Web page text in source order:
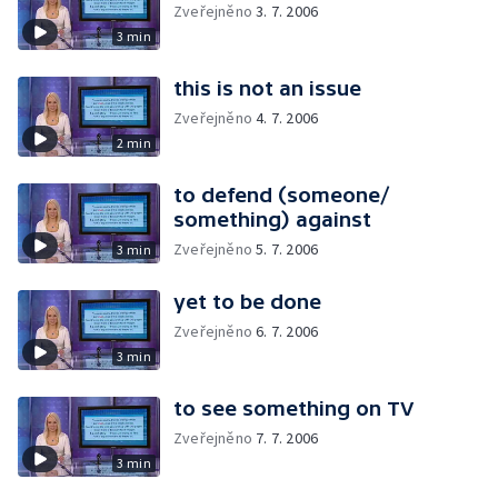
3 min
Zveřejněno3. 7. 2006
2 min
this is not an issue
Zveřejněno4. 7. 2006
3 min
to defend (someone/
something) against
Zveřejněno5. 7. 2006
3 min
yet to be done
Zveřejněno6. 7. 2006
3 min
to see something on TV
Zveřejněno 7. 7. 2006